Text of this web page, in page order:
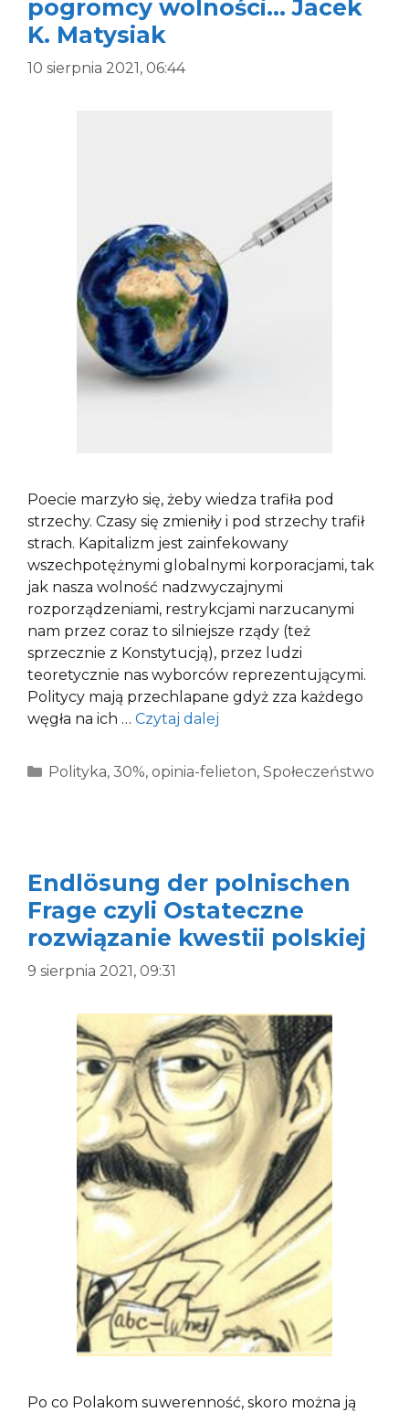
pogromcy wolności… Jacek
K. Matysiak
10 sierpnia 2021, 06:44
Poecie marzyło się, żeby wiedza trafiła pod
strzechy. Czasy się zmieniły i pod strzechy trafił
strach. Kapitalizm jest zainfekowany
wszechpotężnymi globalnymi korporacjami, tak
jak nasza wolność nadzwyczajnymi
rozporządzeniami, restrykcjami narzucanymi
nam przez coraz to silniejsze rządy (też
sprzecznie z Konstytucją), przez ludzi
teoretycznie nas wyborców reprezentującymi.
Politycy mają przechlapane gdyż zza każdego
węgła na ich … Czytaj dalej
Kategorie
Polityka, 30%, opinia-felieton, Społeczeństwo
Endlösung der polnischen
Frage czyli Ostateczne
rozwiązanie kwestii polskiej
9 sierpnia 2021, 09:31
Po co Polakom suwerenność, skoro można ją